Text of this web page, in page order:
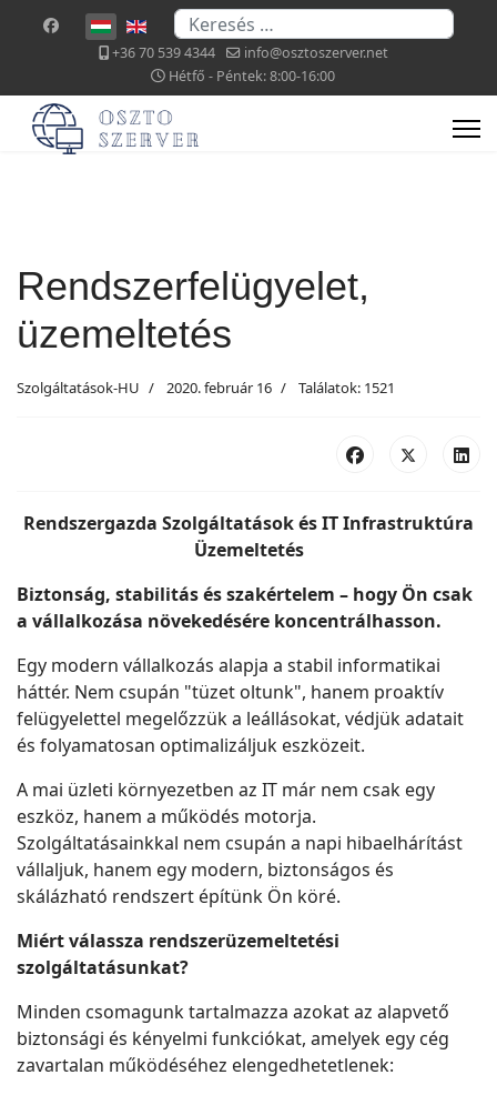
Válasszon nyelvet
Keresés...
+36 70 539 4344
info@osztoszerver.net
Hétfő - Péntek: 8:00-16:00
Rendszerfelügyelet,
üzemeltetés
Szolgáltatások-HU 2020. február 16 Találatok: 1521
Rendszergazda Szolgáltatások és IT Infrastruktúra
Üzemeltetés
Biztonság, stabilitás és szakértelem – hogy Ön csak
a vállalkozása növekedésére koncentrálhasson.
Egy modern vállalkozás alapja a stabil informatikai
háttér. Nem csupán "tüzet oltunk", hanem proaktív
felügyelettel megelőzzük a leállásokat, védjük adatait
és folyamatosan optimalizáljuk eszközeit.
A mai üzleti környezetben az IT már nem csak egy
eszköz, hanem a működés motorja.
Szolgáltatásainkkal nem csupán a napi hibaelhárítást
vállaljuk, hanem egy modern, biztonságos és
skálázható rendszert építünk Ön köré.
Miért válassza rendszerüzemeltetési
szolgáltatásunkat?
Minden csomagunk tartalmazza azokat az alapvető
biztonsági és kényelmi funkciókat, amelyek egy cég
zavartalan működéséhez elengedhetetlenek: